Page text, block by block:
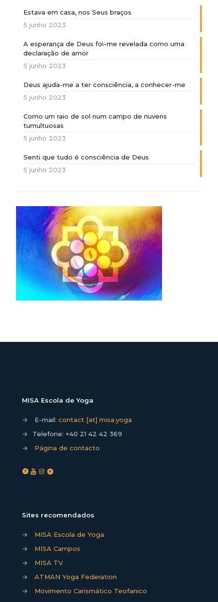
Estava em casa, nos Seus braços
5 junho 2023
A esperança de Deus foi-me revelada como uma
declaração de amor
5 junho 2023
Deus ajuda-me a ter consciência, a conhecer-me
5 junho 2023
Como um raio de sol num campo de nuvens
tumultuosas
5 junho 2023
Senti que tudo é consciência de Deus
5 junho 2023
MISA Escola de Yoga
→ E-mail: contact [at] misa.yoga
→
Telefone: +40 21 42 42 369
→
Página de contacto
Sites recomendados
→
MISA Escola de Yoga
→
MISA Campos
→
MISA TV
→
ATMAN Yoga Federation
→
Movimento Carismático Teofanico